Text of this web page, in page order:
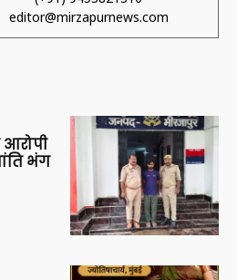
editor@mirzapurnews.com
आरोपी
भंग